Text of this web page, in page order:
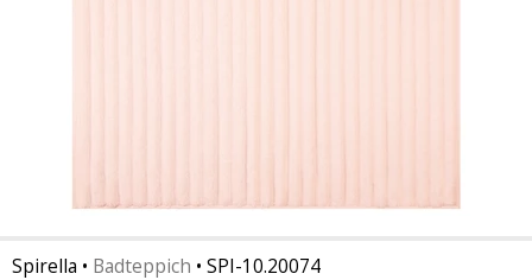
Spirella • Badteppich • SPI-10.20074